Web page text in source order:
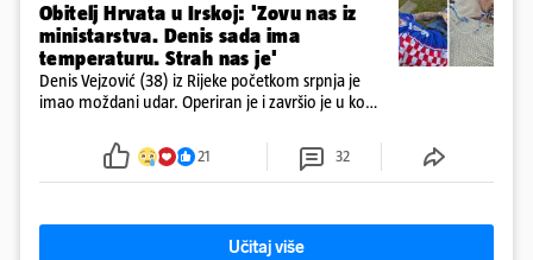
Obitelj Hrvata u Irskoj: 'Zovu nas iz
ministarstva. Denis sada ima
temperaturu. Strah nas je'
Denis Vejzović (38) iz Rijeke početkom srpnja je
imao moždani udar. Operiran je i završio je u komi.
tamošnji liječnici ne vjeruju u oporavak: 'Imamo
21 32
Učitaj više